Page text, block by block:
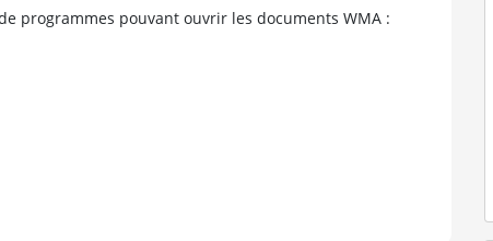
programmes pouvant ouvrir les documents WMA :